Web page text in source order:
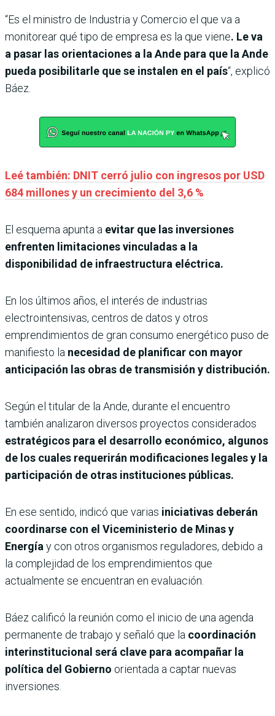
“Es el ministro de Industria y Comercio el que va a
monitorear qué tipo de empresa es la que viene. Le va
a pasar las orientaciones a la Ande para que la Ande
pueda posibilitarle que se instalen en el país“, explicó
Báez.
Leé también: DNIT cerró julio con ingresos por USD
684 millones y un crecimiento del 3,6 %
El esquema apunta a evitar que las inversiones
enfrenten limitaciones vinculadas a la
disponibilidad de infraestructura eléctrica.
En los últimos años, el interés de industrias
electrointensivas, centros de datos y otros
emprendimientos de gran consumo energético puso de
manifiesto la necesidad de planificar con mayor
anticipación las obras de transmisión y distribución.
Según el titular de la Ande, durante el encuentro
también analizaron diversos proyectos considerados
estratégicos para el desarrollo económico, algunos
de los cuales requerirán modificaciones legales y la
participación de otras instituciones públicas.
En ese sentido, indicó que varias iniciativas deberán
coordinarse con el Viceministerio de Minas y
Energíay con otros organismos reguladores, debido a
la complejidad de los emprendimientos que
actualmente se encuentran en evaluación.
Báez calificó la reunión como el inicio de una agenda
permanente de trabajo y señaló que la coordinación
interinstitucional será clave para acompañar la
política del Gobierno orientada a captar nuevas
inversiones.